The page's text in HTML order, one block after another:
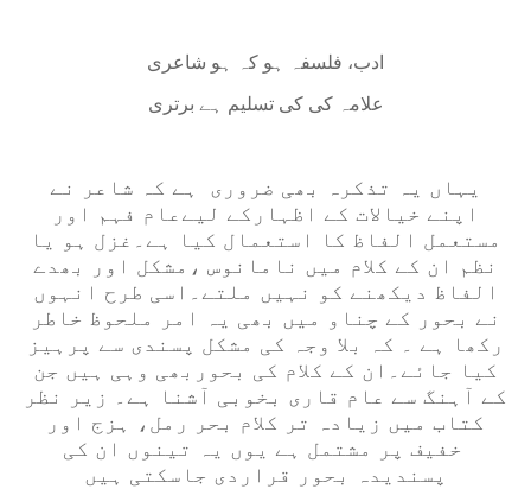
ادب، فلسفہ ہو کہ ہو شاعری
علامہ کی کی تسلیم ہے برتری
یہاں یہ تذکرہ بھی ضروری ہے کہ شاعر نے
اپنے خیالات کے اظہارکے لیےعام فہم اور
مستعمل الفاظ کا استعمال کیا ہے۔غزل ہو یا
نظم ان کے کلام میں نامانوس ،مشکل اور بھدے
الفاظ دیکھنے کو نہیں ملتے۔اسی طرح انہوں
نے بحور کے چناو میں بھی یہ امر ملحوظ خاطر
رکھا ہے ۔ کہ بلا وجہ کی مشکل پسندی سے پرہیز
کیا جائے۔ان کے کلام کی بحوربھی وہی ہیں جن
کے آہنگ سے عام قاری بخوبی آشنا ہے۔ زیر نظر
کتاب میں زیادہ تر کلام بحر رمل، ہزج اور
خفیف پر مشتمل ہے یوں یہ تینوں ان کی
پسندیدہ بحور قراردی جاسکتی ہیں